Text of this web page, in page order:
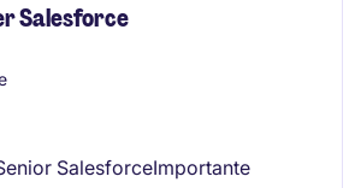
Salesforce
SalesforceImportante